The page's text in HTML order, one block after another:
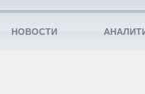
НОВОСТИ